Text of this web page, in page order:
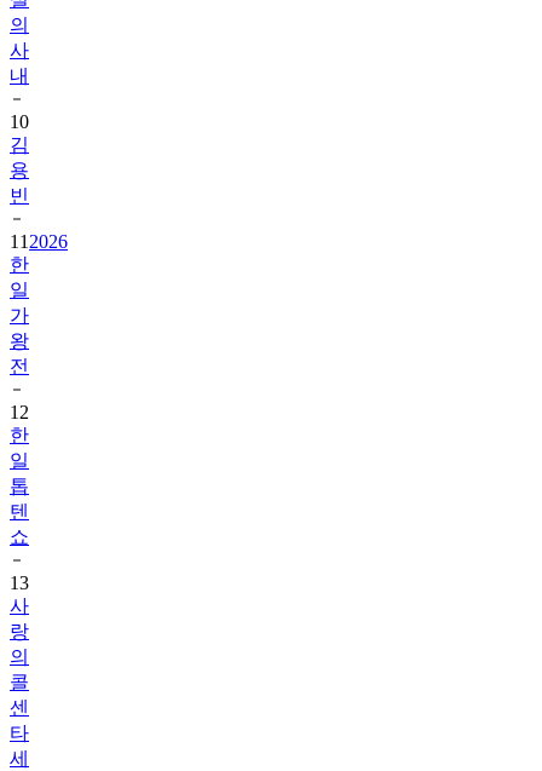
의
사
내
10
김
용
빈
11 2026
한
일
가
왕
전
12
한
일
톱
텐
쇼
13
사
랑
의
콜
센
타
세